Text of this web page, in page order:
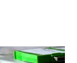
meio das redes